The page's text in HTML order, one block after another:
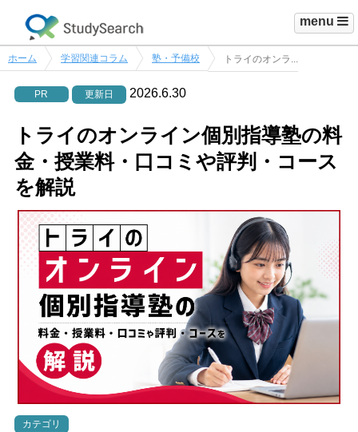
menu
ホーム 学習関連コラム 塾・予備校 トライのオンラ...
PR 更新日 2026.6.30
トライのオンライン個別指導塾の料
金・授業料・口コミや評判・コース
を解説
カテゴリ